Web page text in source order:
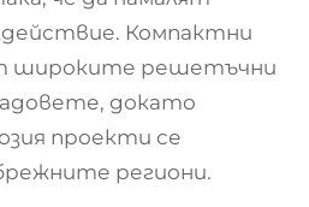
Компактни
широките решетъчни
докато
проекти се
региони.